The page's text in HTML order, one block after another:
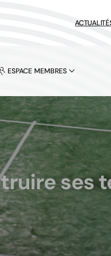
ESPACE MEMBRES
ses